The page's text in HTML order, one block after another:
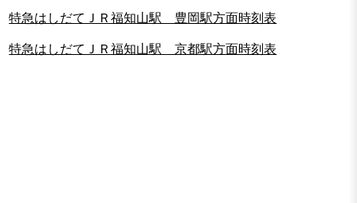
特急はしだてＪＲ福知山駅 豊岡駅方面時刻表
特急はしだてＪＲ福知山駅 京都駅方面時刻表